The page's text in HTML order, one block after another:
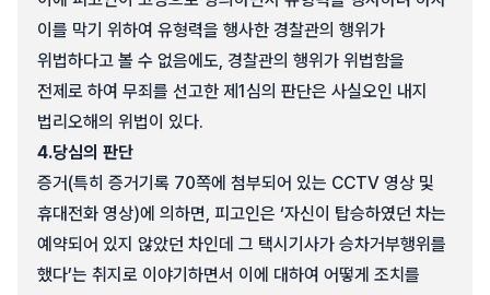
이를 막기 위하여 유형력을 행사한 경찰관의 행위가
위법하다고 볼 수 없음에도, 경찰관의 행위가 위법함을
전제로 하여 무죄를 선고한 제1심의 판단은 사실오인 내지
법리오해의 위법이 있다.
4.당심의 판단
증거(특히 증거기록 70쪽에 첨부되어 있는 CCTV 영상 및
휴대전화 영상)에 의하면, 피고인은 ‘자신이 탑승하였던 차는
예약되어 있지 않았던 차인데 그 택시기사가 승차거부행위를
했다’는 취지로 이야기하면서 이에 대하여 어떻게 조치를